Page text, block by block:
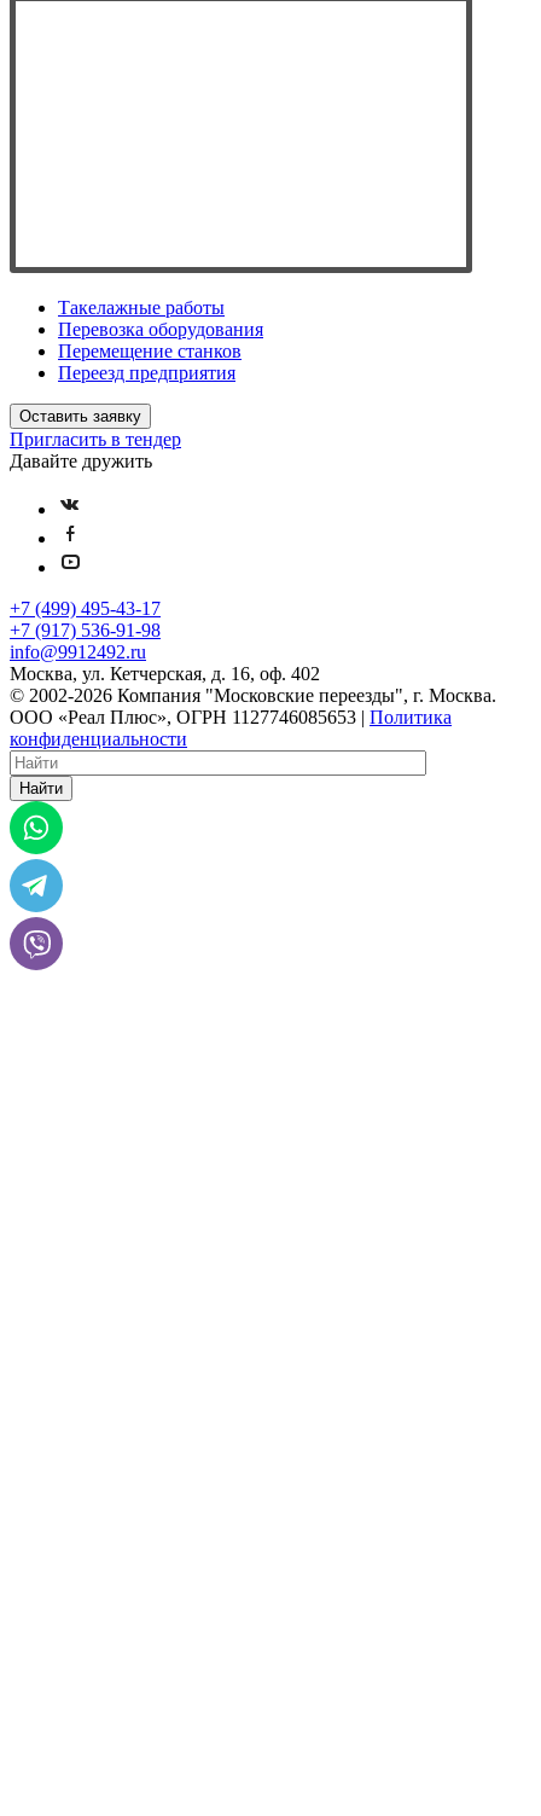
Такелажные работы
Перевозка оборудования
Перемещение станков
Переезд предприятия
Оставить заявку
Пригласить в тендер
Давайте дружить
+7 (499) 495-43-17
+7 (917) 536-91-98
info@9912492.ru
Москва, ул. Кетчерская, д. 16, оф. 402
© 2002-2026 Компания "Московские переезды", г. Москва.
ООО «Реал Плюс», ОГРН 1127746085653 | Политика
конфиденциальности
Найти